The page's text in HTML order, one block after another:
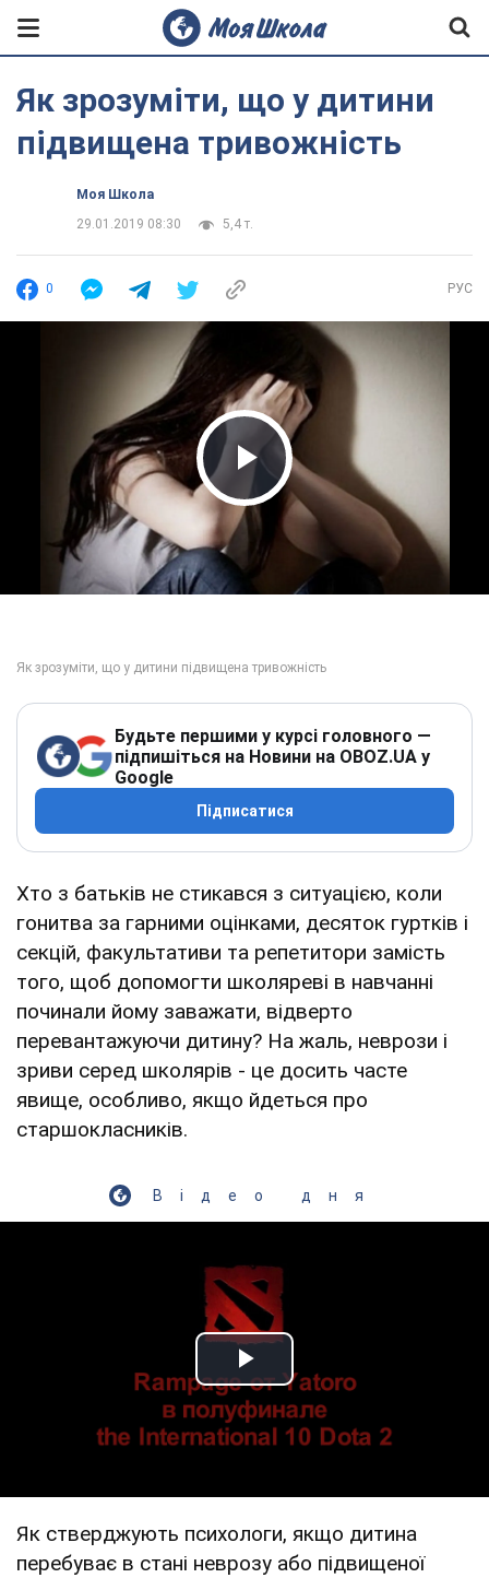
Як зрозуміти, що у дитини
підвищена тривожність
Моя Школа
29.01.2019 08:30
5,4 т.
0 РУС
Play Video
Будьте першими у курсі головного —
підпишіться на Новини на OBOZ.UA у
Google
Підписатися
Хто з батьків не стикався з ситуацією, коли
гонитва за гарними оцінками, десяток гуртків і
секцій, факультативи та репетитори замість
того, щоб допомогти школяреві в навчанні
починали йому заважати, відверто
перевантажуючи дитину? На жаль, неврози і
зриви серед школярів - це досить часте
явище, особливо, якщо йдеться про
старшокласників.
Відео дня
Play Video
Як стверджують психологи, якщо дитина
перебуває в стані неврозу або підвищеної